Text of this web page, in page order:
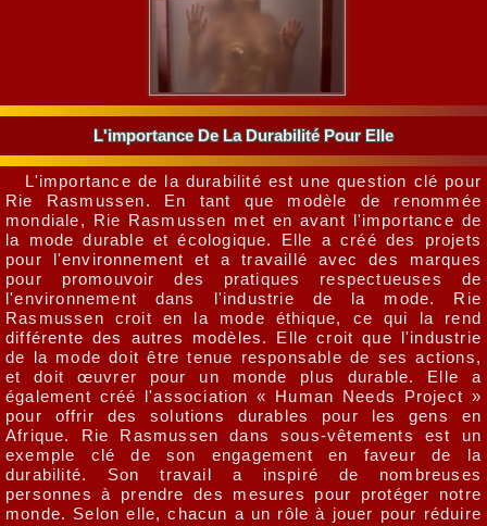
L'importance De La Durabilité Pour Elle
L'importance de la durabilité est une question clé pour
Rie Rasmussen. En tant que modèle de renommée
mondiale, Rie Rasmussen met en avant l'importance de
la mode durable et écologique. Elle a créé des projets
pour l'environnement et a travaillé avec des marques
pour promouvoir des pratiques respectueuses de
l'environnement dans l'industrie de la mode. Rie
Rasmussen croit en la mode éthique, ce qui la rend
différente des autres modèles. Elle croit que l'industrie
de la mode doit être tenue responsable de ses actions,
et doit œuvrer pour un monde plus durable. Elle a
également créé l'association « Human Needs Project »
pour offrir des solutions durables pour les gens en
Afrique. Rie Rasmussen dans sous-vêtements est un
exemple clé de son engagement en faveur de la
durabilité. Son travail a inspiré de nombreuses
personnes à prendre des mesures pour protéger notre
monde. Selon elle, chacun a un rôle à jouer pour réduire